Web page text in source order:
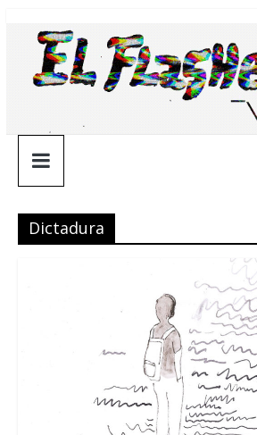
contenido
¯\_(ツ)_/
¯
Dictadura